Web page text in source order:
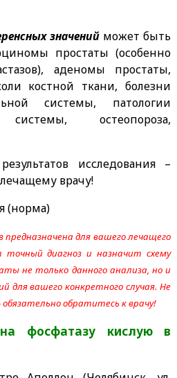
значений может быть
простаты (особенно
аденомы простаты,
костной ткани, болезни
системы, патологии
системы, остеопороза,
исследования –
врачу!
(норма)
для вашего лечащего
диагноз и назначит схему
не только данного анализа, но и
для вашего конкретного случая. Не
обратитесь к врачу!
фосфатазу кислую в